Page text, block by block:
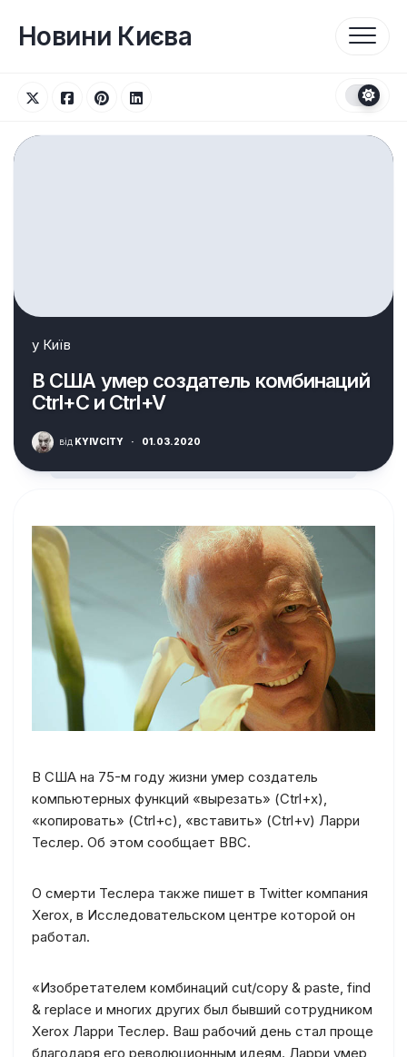
вмістуНовини Києва
у Київ
В США умер создатель комбинаций
Ctrl+C и Ctrl+V
від KYIVCITY · 01.03.2020
В США на 75-м году жизни умер создатель
компьютерных функций «вырезать» (Ctrl+x),
«копировать» (Ctrl+c), «вставить» (Ctrl+v) Ларри
Теслер. Об этом сообщает BBC.
О смерти Теслера также пишет в Twitter компания
Xerox, в Исследовательском центре которой он
работал.
«Изобретателем комбинаций cut/copy & paste, find
& replace и многих других был бывший сотрудником
Xerox Ларри Теслер. Ваш рабочий день стал проще
благодаря его революционным идеям. Ларри умер